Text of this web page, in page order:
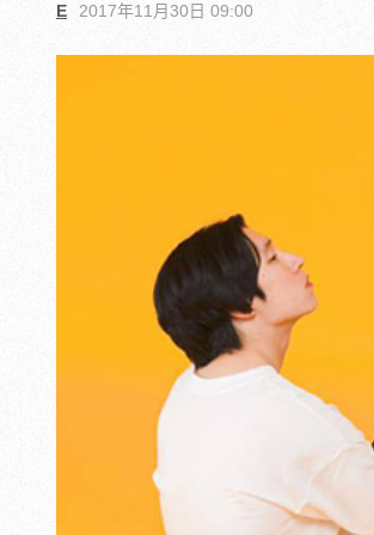
E 2017年11月30日 09:00